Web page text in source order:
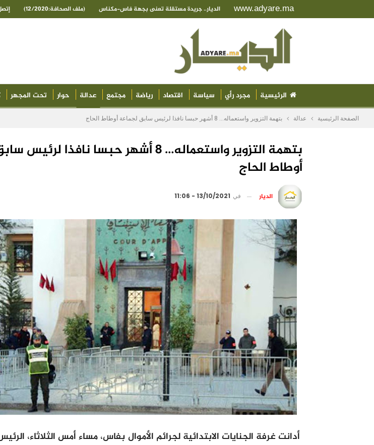
www.adyare.ma الديار.. جريدة مستقلة تعنى بجهة فاس-مكناس (ملف الصحافة:12/2020)
الرئيسية مجرد رأي سياسة اقتصاد رياضة مجتمع عدالة حوار تحت المجهر
الصفحة الرئيسية عدالة بتهمة التزوير واستعماله… 8 أشهر حبسا نافذا لرئيس سابق لجماعة أوطاط الحاج
بتهمة التزوير واستعماله… 8 أشهر حبسا نافذا
أوطاط الحاج
الديار في 13/10/2021 - 11:06
أدانت غرفة الجنايات الابتدائية لجرائم الأموال بفاس، مساء أمس الثلاثاء،